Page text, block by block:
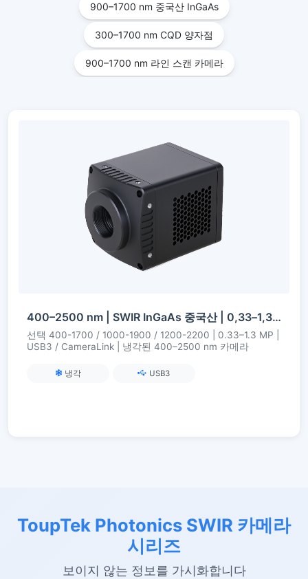
900–1700 nm 중국산 InGaAs
300–1700 nm CQD 양자점
900–1700 nm 라인 스캔 카메라
400–2500 nm | SWIR InGaAs 중국산 | 0,33–1,3 MP | USB3 / CameraLink | 냉장 | SWIR 카메라
선택 400-1700 / 1000-1900 / 1200-2200 | 0.33–1.3 MP |
USB3 / CameraLink | 냉각된 400–2500 nm 카메라
냉각 USB3
ToupTek Photonics SWIR 카메라
시리즈
보이지 않는 정보를 가시화합니다